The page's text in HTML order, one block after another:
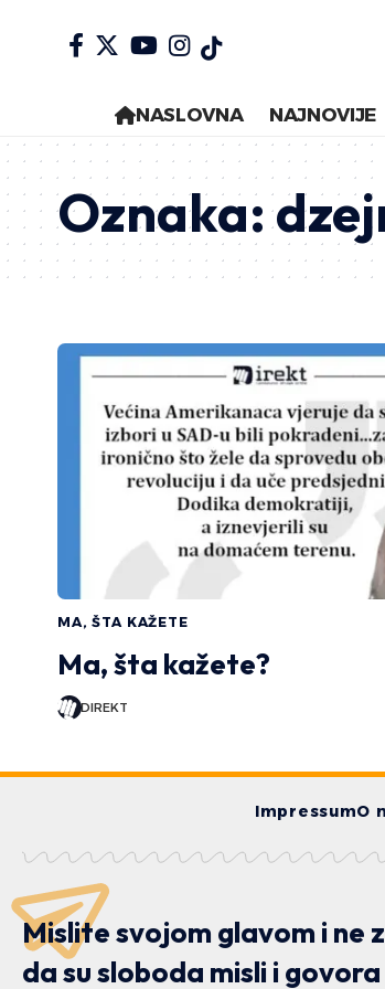
NASLOVNA NAJNOVIJE
Oznaka:
MA, ŠTA KAŽETE
Ma, šta kažete?
DIREKT
ImpressumO
Mislite svojom glavom i ne
da su sloboda misli i